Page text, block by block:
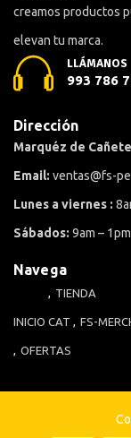
creamos productos
elevan tu marca.
LLÁMANOS
993 786
Dirección
Marquéz de
Email: ventas@fs-
Lunes a viernes :
Sábados: 9am – 1pm
Navega
INICIO
TIENDA
CAT FS-
OFERTAS